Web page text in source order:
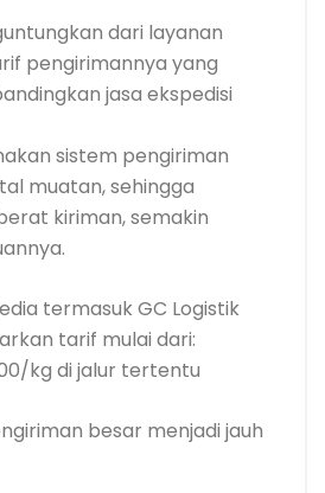
dari layanan
pengirimannya yang
jasa ekspedisi
sistem pengiriman
muatan, sehingga
kiriman, semakin
termasuk GC Logistik
tarif mulai dari:
kg di jalur tertentu
besar menjadi jauh